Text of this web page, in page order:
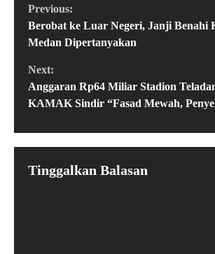
Previous:
Berobat ke Luar Negeri, Janji Benahi
Medan Dipertanyakan
Next:
Anggaran Rp64 Miliar Stadion
KAMAK Sindir “Fasad Mewah,
Tinggalkan Balasan